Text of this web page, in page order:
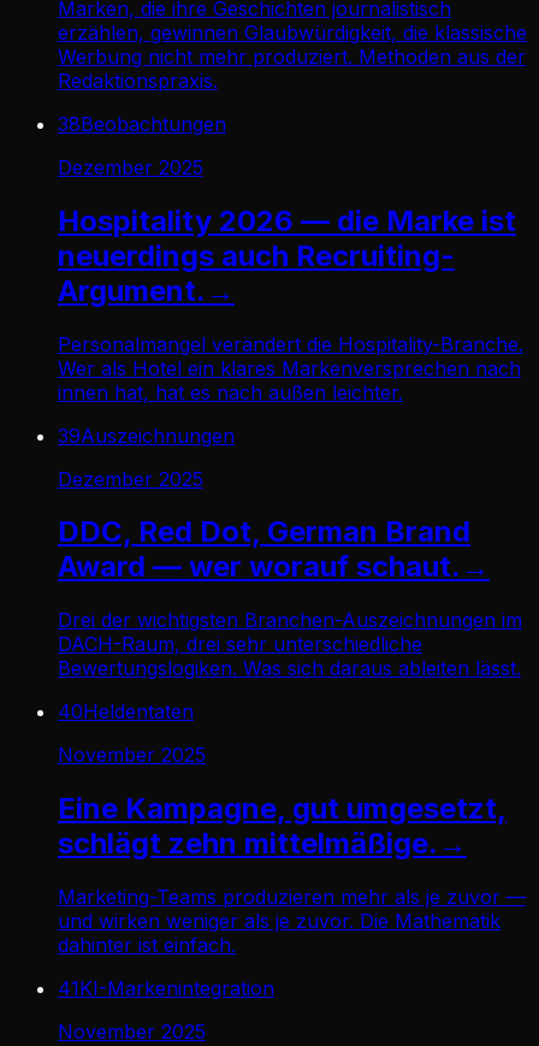
Marken, die ihre Geschichten journalistisch
erzählen, gewinnen Glaubwürdigkeit, die klassische
Werbung nicht mehr produziert. Methoden aus der
Redaktionspraxis.
38Beobachtungen
Dezember 2025
Hospitality 2026 — die Marke ist
neuerdings auch Recruiting-
Argument. →
Personalmangel verändert die Hospitality-Branche.
Wer als Hotel ein klares Markenversprechen nach
innen hat, hat es nach außen leichter.
39Auszeichnungen
Dezember 2025
DDC, Red Dot, German Brand
Award — wer worauf schaut. →
Drei der wichtigsten Branchen-Auszeichnungen im
DACH-Raum, drei sehr unterschiedliche
Bewertungslogiken. Was sich daraus ableiten lässt.
40Heldentaten
November 2025
Eine Kampagne, gut umgesetzt,
schlägt zehn mittelmäßige. →
Marketing-Teams produzieren mehr als je zuvor —
und wirken weniger als je zuvor. Die Mathematik
dahinter ist einfach.
41KI-Markenintegration
November 2025